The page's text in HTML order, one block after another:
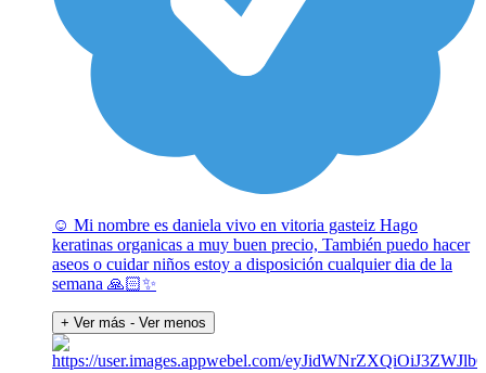
☺️ Mi nombre es daniela vivo en vitoria gasteiz Hago
keratinas organicas a muy buen precio, También puedo hacer
aseos o cuidar niños estoy a disposición cualquier dia de la
semana 🙏🏻✨
+ Ver más - Ver menos